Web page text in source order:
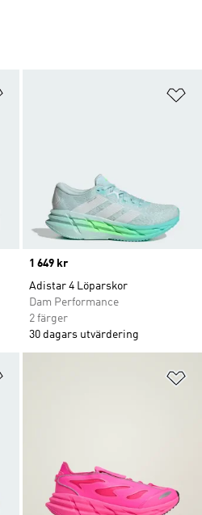
Price
1 649 kr
Adistar 4 Löparskor
Dam Performance
2 färger
30 dagars utvärdering